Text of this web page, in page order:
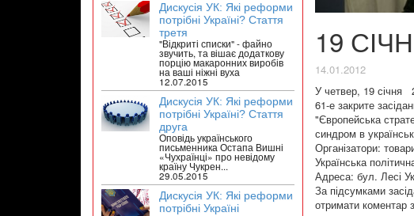
Дискусія УК: Які реформи
потрібні Україні? Стаття
третя
"Відкриті списки" - файно
звучить, та вішає додаткову
порцію макаронних виробів
на ваші ніжні вуха
12.07.2015
Дискусія УК: Які реформи
потрібні Україні? Стаття
друга
Оповідь українського
письменника Остапа Вишні
«Чухраїнці» про невідому
країну Чукрен...
29.05.2015
Дискусія УК: Які реформи
потрібні Україні
19
14.01.2012
У четвер, 19 січня
61-е закрите
"Європейська
синдром в
Організатори:
Українська
Адреса: бул. Лесі
За підсумками
отримати коментар